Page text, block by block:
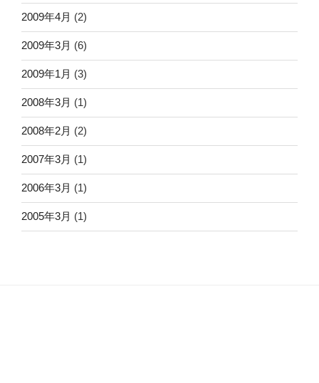
2009年4月 (2)
2009年3月 (6)
2009年1月 (3)
2008年3月 (1)
2008年2月 (2)
2007年3月 (1)
2006年3月 (1)
2005年3月 (1)